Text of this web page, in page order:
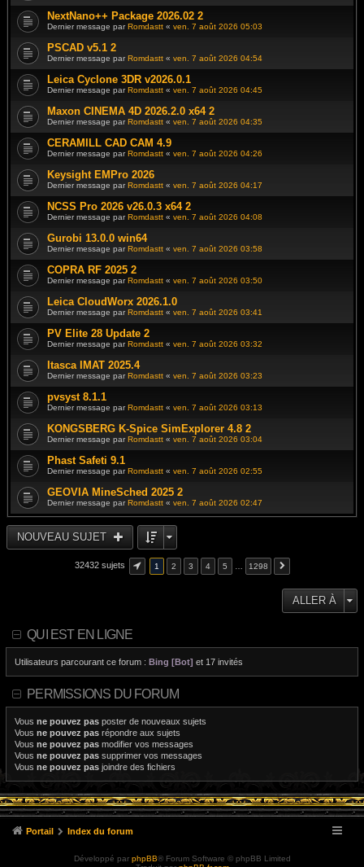
NextNano++ Package 2026.02 2
Dernier message parRomdastt « ven. 7 août 2026 05:03
PSCAD v5.1 2
Dernier message parRomdastt « ven. 7 août 2026 04:54
Leica Cyclone 3DR v2026.0.1
Dernier message parRomdastt « ven. 7 août 2026 04:45
Maxon CINEMA 4D 2026.2.0 x64 2
Dernier message parRomdastt « ven. 7 août 2026 04:35
CERAMILL CAD CAM 4.9
Dernier message parRomdastt « ven. 7 août 2026 04:26
Keysight EMPro 2026
Dernier message parRomdastt « ven. 7 août 2026 04:17
NCSS Pro 2026 v26.0.3 x64 2
Dernier message parRomdastt « ven. 7 août 2026 04:08
Gurobi 13.0.0 win64
Dernier message parRomdastt « ven. 7 août 2026 03:58
COPRA RF 2025 2
Dernier message parRomdastt « ven. 7 août 2026 03:50
Leica CloudWorx 2026.1.0
Dernier message parRomdastt « ven. 7 août 2026 03:41
PV Elite 28 Update 2
Dernier message parRomdastt « ven. 7 août 2026 03:32
Itasca IMAT 2025.4
Dernier message parRomdastt « ven. 7 août 2026 03:23
pvsyst 8.1.1
Dernier message parRomdastt « ven. 7 août 2026 03:13
KONGSBERG K-Spice SimExplorer 4.8 2
Dernier message parRomdastt « ven. 7 août 2026 03:04
Phast Safeti 9.1
Dernier message parRomdastt « ven. 7 août 2026 02:55
GEOVIA MineSched 2025 2
Dernier message parRomdastt « ven. 7 août 2026 02:47
NOUVEAU SUJET
32432 sujets 1 2 3 4 5 1298
ALLER À
QUI EST EN LIGNE
Utilisateurs parcourant ce forum : Bing [Bot] et 17 invités
PERMISSIONS DU FORUM
Vous ne pouvez pas poster de nouveaux sujets
Vous ne pouvez pas répondre aux sujets
Vous ne pouvez pas modifier vos messages
Vous ne pouvez pas supprimer vos messages
Vous ne pouvez pas joindre des fichiers
Portail Index du forum
Développé par phpBB® Forum Software © phpBB Limited